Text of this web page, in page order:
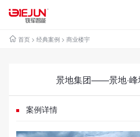
首页> 经典案例 > 商业楼宇
景地集团——景地·峰
案例详情